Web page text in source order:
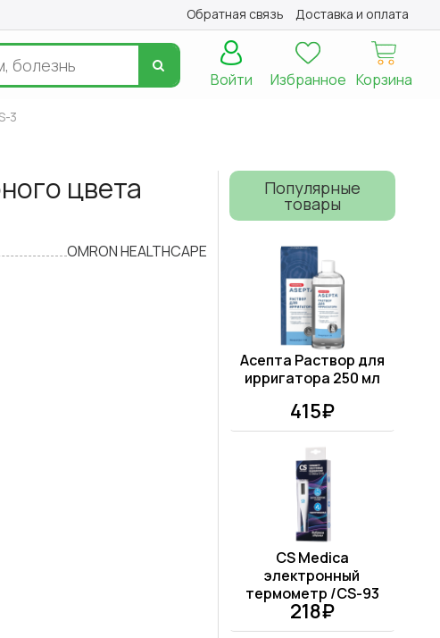
Обратная связь Доставка и оплата
Корзина
Избранное
Войти
3
цвета
OMRON HEALTHCAPE
Популярные
товары
Асепта Раствор для
ирригатора 250 мл
415₽
CS Medica
электронный
термометр /CS-93
218₽